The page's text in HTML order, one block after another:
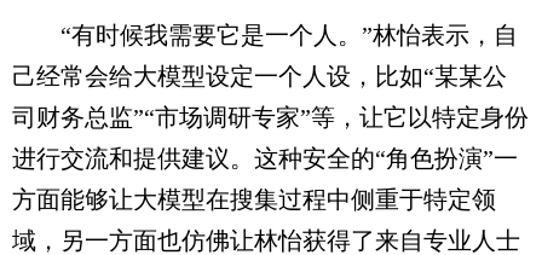
“有时候我需要它是一个人。”林怡表示，自
己经常会给大模型设定一个人设，比如“某某公
司财务总监”“市场调研专家”等，让它以特定身份
进行交流和提供建议。这种安全的“角色扮演”一
方面能够让大模型在搜集过程中侧重于特定领
域，另一方面也仿佛让林怡获得了来自专业人士